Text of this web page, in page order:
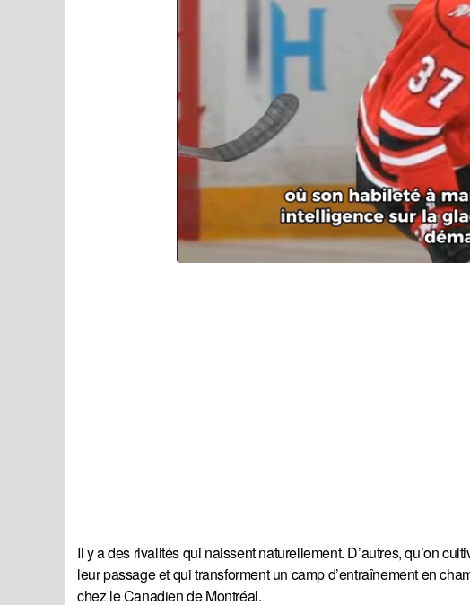
Il y a des rivalités qui naissent naturellement. D’autres, qu’on
leur passage et qui transforment un camp d’entraînement en
chez le Canadien de Montréal.